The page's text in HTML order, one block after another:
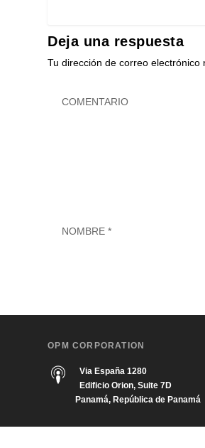
Deja una respuesta
Tu dirección de correo electrónico
OPM CORPORATION
Via España 1280
Edificio Orion, Suite 7D
Panamá, República de Panamá